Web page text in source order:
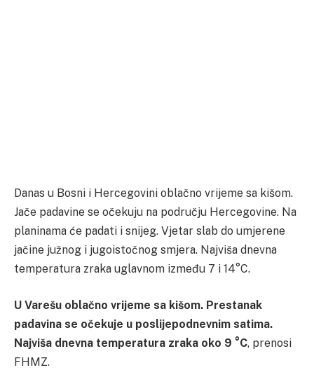
Danas u Bosni i Hercegovini oblačno vrijeme sa kišom.
Jače padavine se očekuju na području Hercegovine. Na
planinama će padati i snijeg. Vjetar slab do umjerene
jačine južnog i jugoistočnog smjera. Najviša dnevna
temperatura zraka uglavnom između 7 i 14°C.
U Varešu oblačno vrijeme sa kišom. Prestanak
padavina se očekuje u poslijepodnevnim satima.
Najviša dnevna temperatura zraka oko 9 °C, prenosi
FHMZ.